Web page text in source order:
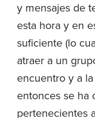
y mensajes de
esta hora y en
suficiente (lo
atraer a un
encuentro y a
entonces se ha
pertenecientes